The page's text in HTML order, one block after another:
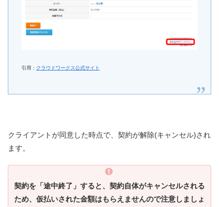
引用： クラウドワークス公式サイト
クライアントが同意した時点で、契約が解除(キャンセル)され
ます。
契約を「途中終了」すると、契約自体がキャンセルされる
ため、仮払いされた金額はもらえませんので注意しましょ